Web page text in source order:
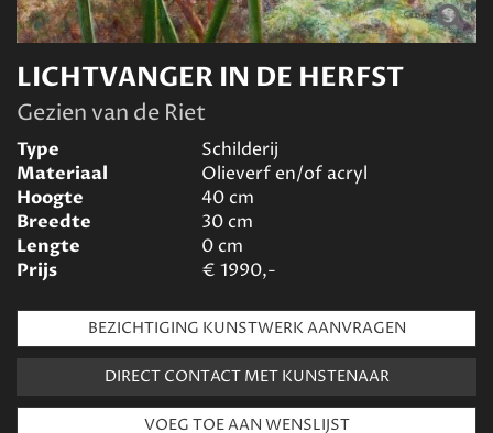
LICHTVANGER IN DE HERFST
Gezien van de Riet
Type
Schilderij
Materiaal
Olieverf en/of acryl
Hoogte
40cm
Breedte
30cm
Lengte
0cm
Prijs
€ 1990,-
BEZICHTIGING KUNSTWERK AANVRAGEN
DIRECT CONTACT MET KUNSTENAAR